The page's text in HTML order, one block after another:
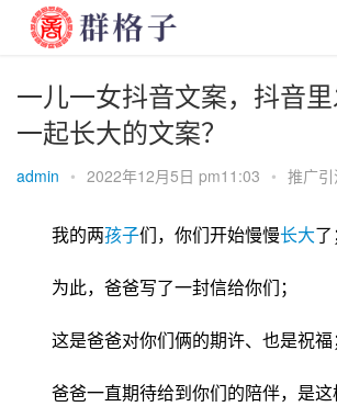
一儿一女抖音文案，抖音
一起长大的文案？
admin • 2022年12月5日 pm11:03 • 推广
我的两孩子们，你们开始慢慢长大了
为此，爸爸写了一封信给你们；
这是爸爸对你们俩的期许、也是祝福
爸爸一直期待给到你们的陪伴，是这